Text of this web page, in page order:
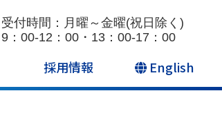
受付時間：月曜～金曜(祝日除く)
9：00-12：00・13：00-17：00
採用情報 English